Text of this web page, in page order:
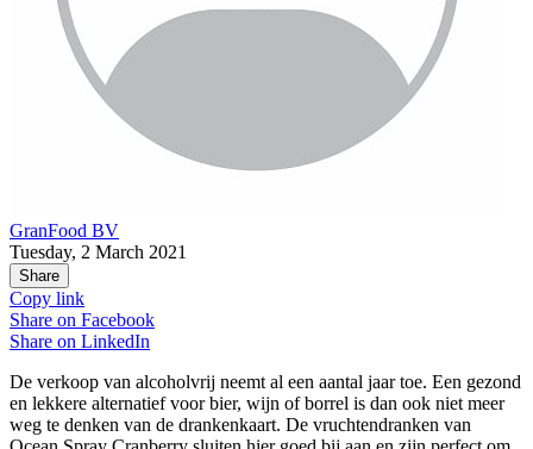
GranFood BV
Tuesday, 2 March 2021
Share
Copy link
Share on Facebook
Share on LinkedIn
De verkoop van alcoholvrij neemt al een aantal jaar toe. Een gezond
en lekkere alternatief voor bier, wijn of borrel is dan ook niet meer
weg te denken van de drankenkaart. De vruchtendranken van